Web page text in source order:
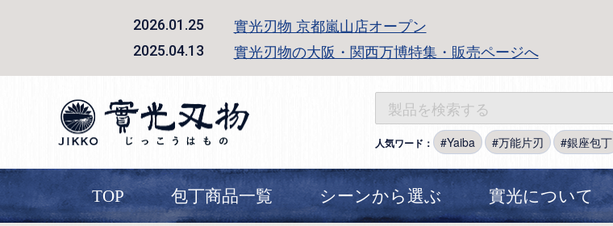
2026.01.25 實光刃物 京都嵐山店オープン
2025.04.13 實光刃物の大阪・関西万博特集・販売ページへ
人気ワード： Yaiba 万能片刃 銀座包丁
TOP 包丁商品一覧 シーンから選ぶ 實光について